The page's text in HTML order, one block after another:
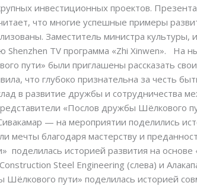
инвестиционных проектов.
что многие успешные примеры
Заместитель министра
Shenzhen TV программа «Zhi Xinwen».
пути» были приглашены рассказать
что глубоко признательна за честь
в развитие дружбы и сотрудничества
«Послов дружбы
— на мероприятии поделились
благодаря мастерству и
историей развития на основе
Steel Engineering (слева) и
Шёлкового пути» поделилась историей